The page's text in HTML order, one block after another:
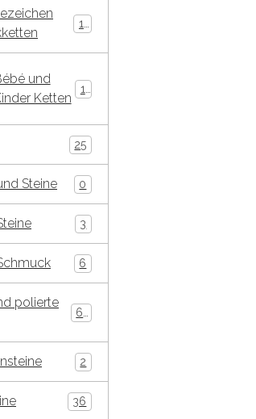
und
Ketten
25
Steine 0
3
6
polierte
2
36